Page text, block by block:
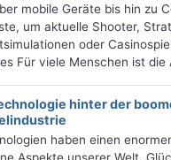
mobile Geräte bis hin zu
um aktuelle Shooter,
oder
Für viele Menschen ist die
hinter der
haben einen